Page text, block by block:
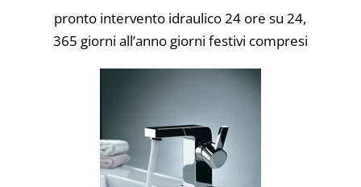
pronto intervento idraulico 24 ore su 24,
365 giorni all’anno giorni festivi compresi